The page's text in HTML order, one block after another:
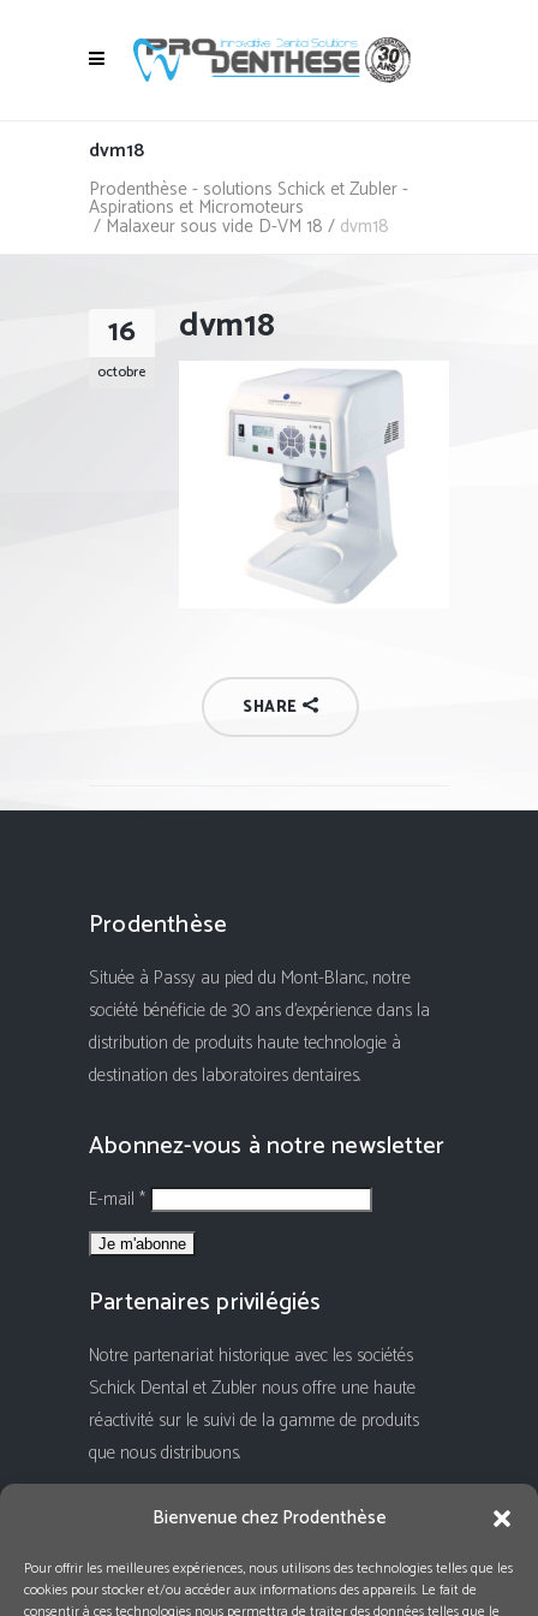
Bienvenue chez Prodenthèse
Pour offrir les meilleures expériences, nous utilisons des technologies telles que les
cookies pour stocker et/ou accéder aux informations des appareils. Le fait de
dvm18
Prodenthèse - solutions Schick et Zubler -
Aspirations et Micromoteurs
/ Malaxeur sous vide D-VM 18 / dvm18
16
octobre
dvm18
SHARE
Prodenthèse
Située à Passy au pied du Mont-Blanc, notre
société bénéficie de 30 ans d'expérience dans la
distribution de produits haute technologie à
destination des laboratoires dentaires.
Abonnez-vous à notre newsletter
E-mail *
Partenaires privilégiés
Notre partenariat historique avec les sociétés
Schick Dental et Zubler nous offre une haute
réactivité sur le suivi de la gamme de produits
que nous distribuons.
Rejoignez-nous !